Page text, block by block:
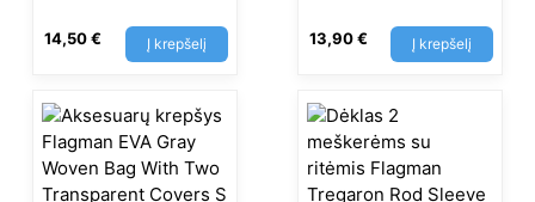
14,50€ Į krepšelį 13,90€ Į krepšelį